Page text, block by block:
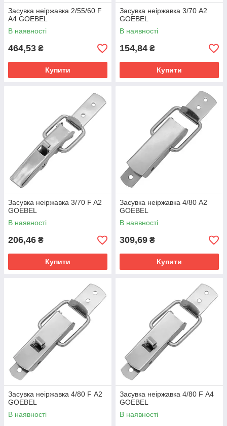
Засувка неіржавка 2/55/60 F
A4 GOEBEL
В наявності
464,53 ₴
Купити
Засувка неіржавка 3/70 A2
GOEBEL
В наявності
154,84 ₴
Купити
Засувка неіржавка 3/70 F A2
GOEBEL
В наявності
206,46 ₴
Купити
Засувка неіржавка 4/80 А2
GOEBEL
В наявності
309,69 ₴
Купити
Засувка неіржавка 4/80 F А2
GOEBEL
В наявності
Засувка неіржавка 4/80 F А4
GOEBEL
В наявності